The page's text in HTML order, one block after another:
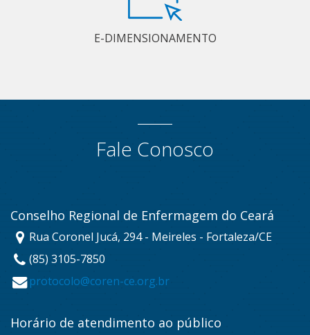
E-DIMENSIONAMENTO
Fale Conosco
Conselho Regional de Enfermagem do Ceará
Rua Coronel Jucá, 294 - Meireles - Fortaleza/CE
(85) 3105-7850
protocolo@coren-ce.org.br
Horário de atendimento ao público